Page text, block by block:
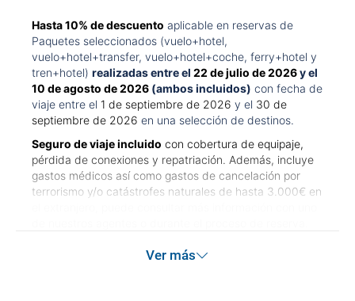
Hasta 10% de descuento aplicable en reservas de
Paquetes seleccionados (vuelo+hotel,
vuelo+hotel+transfer, vuelo+hotel+coche, ferry+hotel y
tren+hotel) realizadas entre el 22 de julio de 2026y el
10 de agosto de 2026 (ambos incluidos) con fecha de
viaje entre el 1 de septiembre de 2026 y el 30 de
septiembre de 2026 en una selección de destinos.
Seguro de viaje incluido con cobertura de equipaje,
pérdida de conexiones y repatriación. Además, incluye
gastos médicos así como gastos de cancelación por
terrorismo y/o catástrofes naturales de hasta 3.000€ en
no olvide que si quiere reforzar esta asistencia tiene que
Ver más